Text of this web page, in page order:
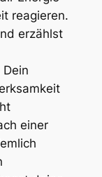
reagieren.
erzählst
einer